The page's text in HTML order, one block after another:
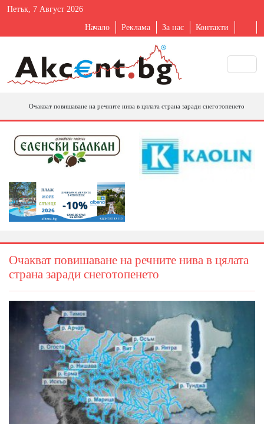
Петък, 7 Август 2026
Начало Реклама За нас Контакти
Очакват повишаване на речните нива в цялата страна заради снеготопенето
Очакват повишаване на речните нива в цялата
страна заради снеготопенето